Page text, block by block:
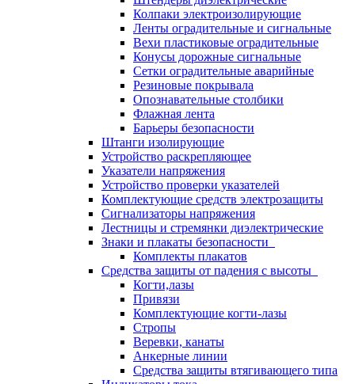
Колпаки электроизолирующие
Ленты оградительные и сигнальные
Вехи пластиковые оградительные
Конусы дорожные сигнальные
Сетки оградительные аварийные
Резиновые покрывала
Опознавательные столбики
Флажная лента
Барьеры безопасности
Штанги изолирующие
Устройство раскрепляющее
Указатели напряжения
Устройство проверки указателей
Комплектующие средств электрозащиты
Сигнализаторы напряжения
Лестницы и стремянки диэлектрические
Знаки и плакаты безопасности
Комплекты плакатов
Средства защиты от падения с высоты
Когти,лазы
Привязи
Комплектующие когти-лазы
Стропы
Веревки, канаты
Анкерные линии
Средства защиты втягивающего типа